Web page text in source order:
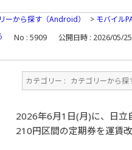
ーから探す（Android） > モバイル
No : 5909 公開日時 : 2026/05/
カテゴリー : カテゴリーから探
2026年6月1日(月)に、日立
210円区間の定期券を運賃